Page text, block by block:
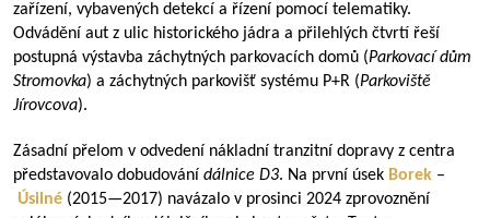
zařízení, vybavených detekcí a řízení pomocí telematiky.
Odvádění aut z ulic historického jádra a přilehlých čtvrtí řeší
postupná výstavba záchytných parkovacích domů (Parkovací dům
Stromovka) a záchytných parkovišť systému P+R (Parkoviště
Jírovcova).
Zásadní přelom v odvedení nákladní tranzitní dopravy z centra
představovalo dobudování dálnice D3. Na první úsek Borek –
Úsilné (2015—2017) navázalo v prosinci 2024 zprovoznění